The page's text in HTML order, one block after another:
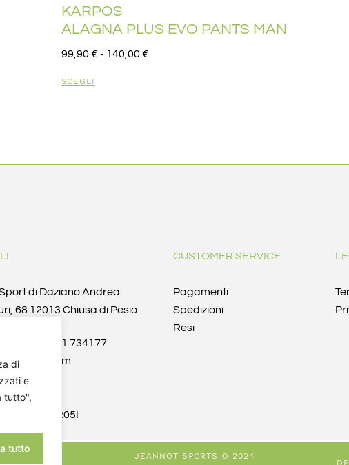
di
e
tutto",
tutto
KARPOS
ALAGNA PLUS EVO PANTS MAN
99,90 € - 140,00 €
SCEGLI
di Daziano Andrea
68 12013 Chiusa di Pesio
Fax +39 0171 734177
CUSTOMER SERVICE
Pagamenti
Spedizioni
Resi
JEANNOT SPORTS © 2024